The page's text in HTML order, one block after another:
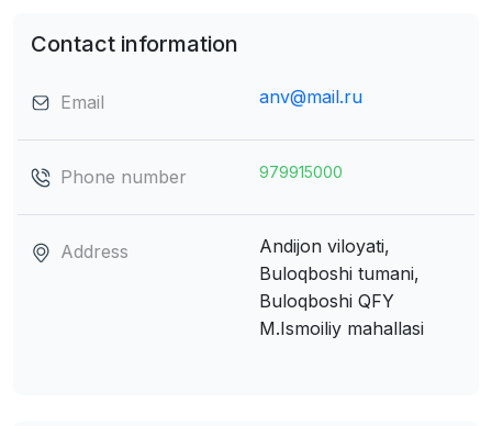
Contact information
Email anv@mail.ru
Phone number 979915000
Address
Andijon viloyati,
Buloqboshi tumani,
Buloqboshi QFY
M.Ismoiliy mahallasi